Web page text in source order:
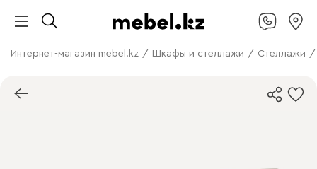
Интернет-магазин mebel.kz / Шкафы и стеллажи / Стеллажи /